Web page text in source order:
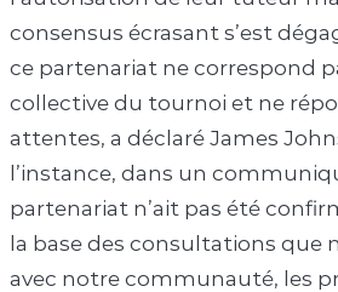
consensus écrasant s’est
ce partenariat ne correspond
collective du tournoi et ne
attentes, a déclaré James
l’instance, dans un
partenariat n’ait pas été
la base des consultations que
avec notre communauté, les